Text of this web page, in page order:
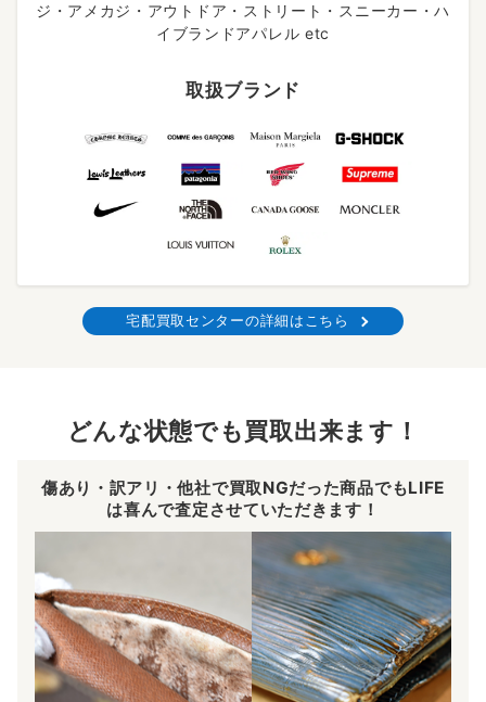
ジ・アメカジ・アウトドア・ストリート・スニーカー・ハ
イブランドアパレル etc
取扱ブランド
宅配買取センターの詳細はこちら
どんな状態でも買取出来ます！
傷あり・訳アリ・他社で買取NGだった商品でもLIFE
は喜んで査定させていただきます！